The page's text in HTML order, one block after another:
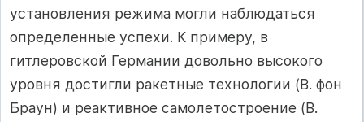
установления режима могли наблюдаться
определенные успехи. К примеру, в
гитлеровской Германии довольно высо­кого
уровня достигли ракетные технологии (В. фон
Браун) и реактивное са­молетостроение (В.